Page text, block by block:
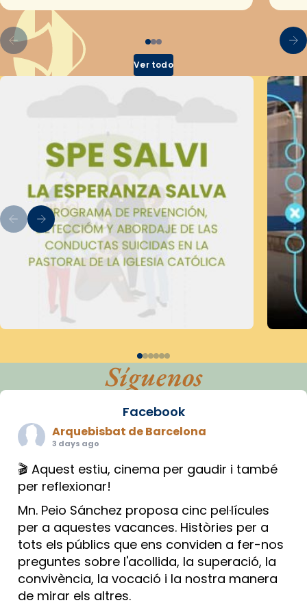
Ver todo
Síguenos
Facebook
Arquebisbat de Barcelona
3 days ago
🎬 Aquest estiu, cinema per gaudir i també
per reflexionar!
Mn. Peio Sánchez proposa cinc pel·lícules
per a aquestes vacances. Històries per a
tots els públics que ens conviden a fer-nos
preguntes sobre l'acollida, la superació, la
convivència, la vocació i la nostra manera
de mirar els altres.